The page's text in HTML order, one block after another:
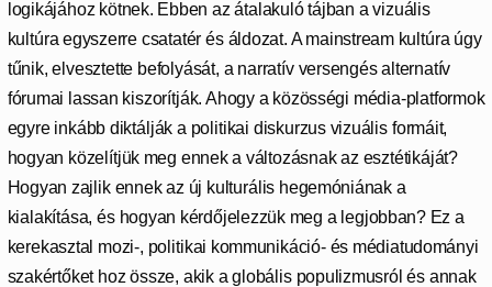
logikájához kötnek. Ebben az átalakuló tájban a vizuális
kultúra egyszerre csatatér és áldozat. A mainstream kultúra úgy
tűnik, elvesztette befolyását, a narratív versengés alternatív
fórumai lassan kiszorítják. Ahogy a közösségi média-platformok
egyre inkább diktálják a politikai diskurzus vizuális formáit,
hogyan közelítjük meg ennek a változásnak az esztétikáját?
Hogyan zajlik ennek az új kulturális hegemóniának a
kialakítása, és hogyan kérdőjelezzük meg a legjobban? Ez a
kerekasztal mozi-, politikai kommunikáció- és médiatudományi
szakértőket hoz össze, akik a globális populizmusról és annak